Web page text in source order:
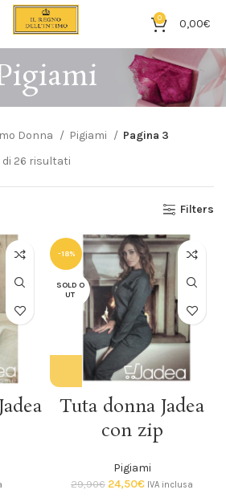
0 0,00€
Donna Pigiami
Pagina 3
di 26 risultati
Filters
-18%
SOLD O
UT
Tuta donna Jadea
con zip
Pigiami
29,90€ 24,50€ IVA inclusa